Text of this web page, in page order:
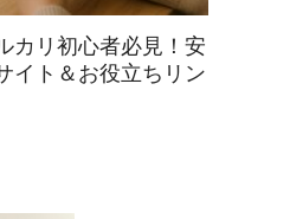
カリ初心者必見！安
イト＆お役立ちリン